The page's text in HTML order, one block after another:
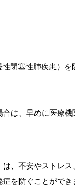
閉塞性肺疾患）
は、早めに医療機
、不安やストレ
を防ぐことができ